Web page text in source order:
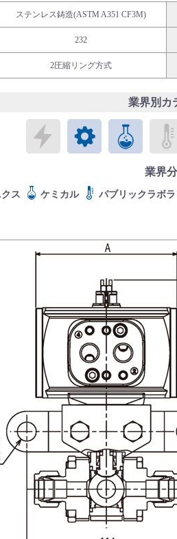
ステンレス鋳造(ASTM A351 CF3M)
232
2圧縮リング方式
業界別カ
エレクトロニクス
メカトロニクス
ケミカ
業界
ス ケミカル パブリックラボラ